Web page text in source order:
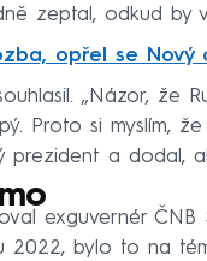
zeptal, odkud by
opřel se Nový
„Názor, že
Proto si myslím,
prezident a dodal,
exguvernér ČNB
2022, bylo to na